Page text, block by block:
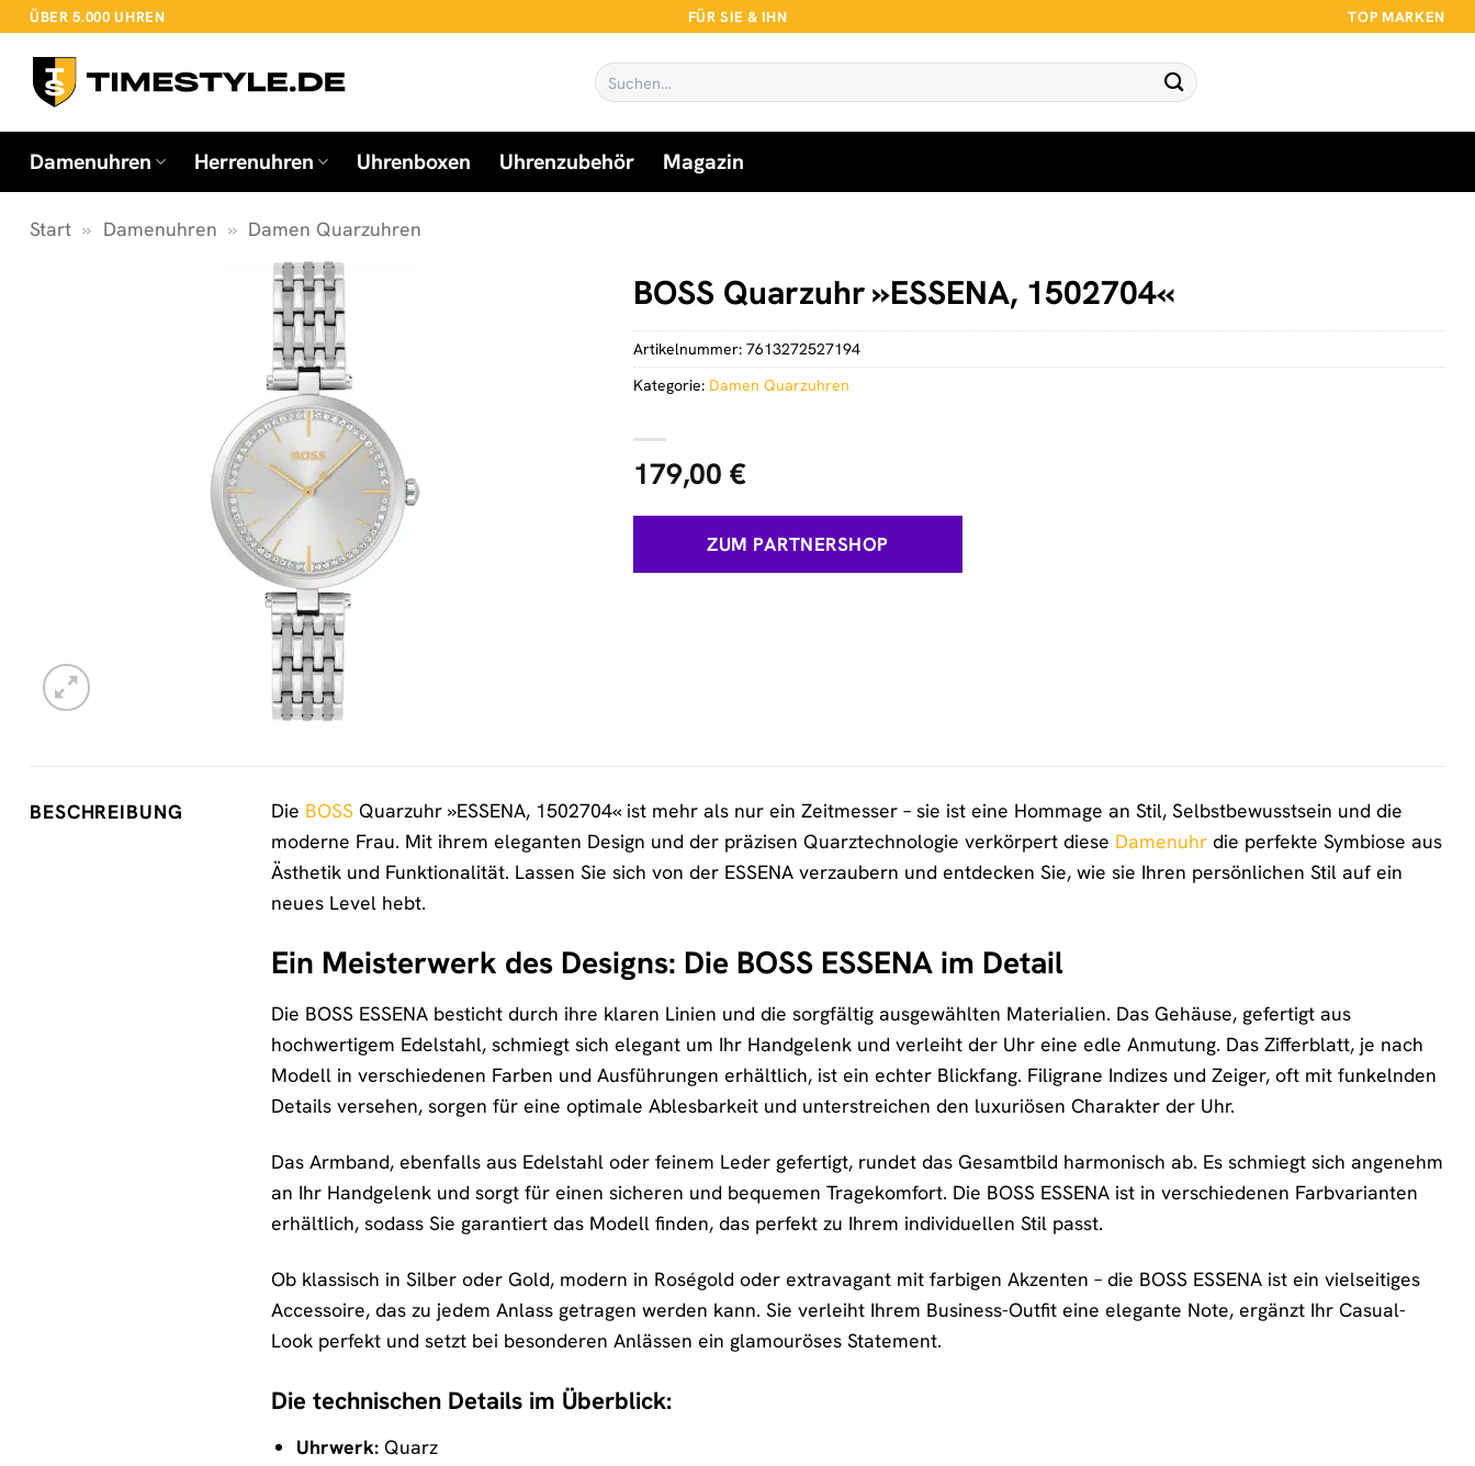
Zum
springen
ÜBER 5.000 UHREN FÜR SIE & IHN TOP MARKEN
Suchen
nach:
Damenuhren Herrenuhren Uhrenboxen Uhrenzubehör Magazin
Start » Damenuhren » Damen Quarzuhren
BOSS Quarzuhr »ESSENA, 1502704«
179,00 €
ZUM PARTNERSHOP
Artikelnummer: 7613272527194
Kategorie: Damen Quarzuhren
BESCHREIBUNG Die BOSS Quarzuhr »ESSENA, 1502704« ist mehr als nur ein Zeitmesser – sie ist eine Hommage an Stil, Selbstbewusstsein und die
moderne Frau. Mit ihrem eleganten Design und der präzisen Quarztechnologie verkörpert diese Damenuhr die perfekte Symbiose aus
Ästhetik und Funktionalität. Lassen Sie sich von der ESSENA verzaubern und entdecken Sie, wie sie Ihren persönlichen Stil auf ein
neues Level hebt.
Ein Meisterwerk des Designs: Die BOSS ESSENA im Detail
Die BOSS ESSENA besticht durch ihre klaren Linien und die sorgfältig ausgewählten Materialien. Das Gehäuse, gefertigt aus
hochwertigem Edelstahl, schmiegt sich elegant um Ihr Handgelenk und verleiht der Uhr eine edle Anmutung. Das Zifferblatt, je nach
Modell in verschiedenen Farben und Ausführungen erhältlich, ist ein echter Blickfang. Filigrane Indizes und Zeiger, oft mit funkelnden
Details versehen, sorgen für eine optimale Ablesbarkeit und unterstreichen den luxuriösen Charakter der Uhr.
Das Armband, ebenfalls aus Edelstahl oder feinem Leder gefertigt, rundet das Gesamtbild harmonisch ab. Es schmiegt sich angenehm
an Ihr Handgelenk und sorgt für einen sicheren und bequemen Tragekomfort. Die BOSS ESSENA ist in verschiedenen Farbvarianten
erhältlich, sodass Sie garantiert das Modell finden, das perfekt zu Ihrem individuellen Stil passt.
Ob klassisch in Silber oder Gold, modern in Roségold oder extravagant mit farbigen Akzenten – die BOSS ESSENA ist ein vielseitiges
Accessoire, das zu jedem Anlass getragen werden kann. Sie verleiht Ihrem Business-Outfit eine elegante Note, ergänzt Ihr Casual-
Look perfekt und setzt bei besonderen Anlässen ein glamouröses Statement.
Die technischen Details im Überblick:
Uhrwerk:Quarz